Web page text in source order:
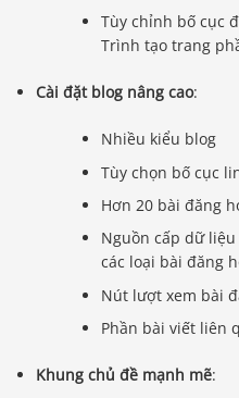
Tùy chỉnh bố cục
Trình tạo trang
Cài đặt blog nâng cao:
Nhiều kiểu blog
Tùy chọn bố cục
Hơn 20 bài đăng
Nguồn cấp dữ
các loại bài đăng
Nút lượt xem bài
Phần bài viết liên
Khung chủ đề mạnh mẽ: